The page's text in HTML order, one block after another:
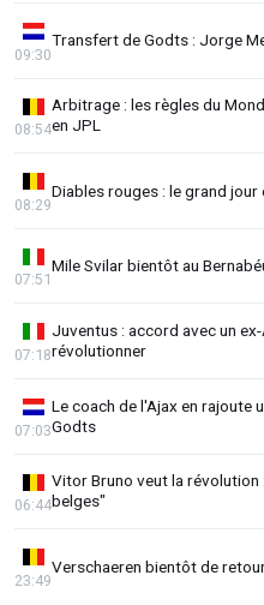
Transfert de Godts : Jorge
09:30
Arbitrage : les règles du
en JPL
08:54
Diables rouges : le grand
08:29
Mile Svilar bientôt au
07:51
Juventus : accord avec un
révolutionner
07:18
Le coach de l'Ajax en rajoute
Godts
07:03
Vitor Bruno veut la
belges"
06:44
Verschaeren bientôt de
23:49